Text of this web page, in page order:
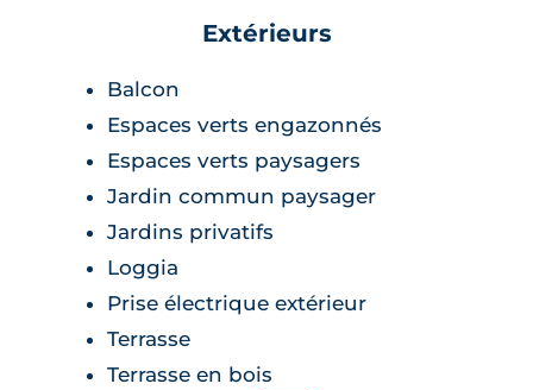
Extérieurs
Balcon
Espaces verts engazonnés
Espaces verts paysagers
Jardin commun paysager
Jardins privatifs
Loggia
Prise électrique extérieur
Terrasse
Terrasse en bois